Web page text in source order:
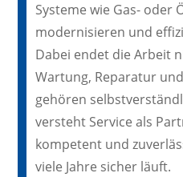
Systeme wie Gas- oder
modernisieren und
Dabei endet die Arbeit
Wartung, Reparatur
gehören
versteht Service als
kompetent und
viele Jahre sicher läuft.